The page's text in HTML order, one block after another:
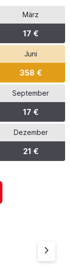
März
17 €
Juni
358 €
September
17 €
Dezember
21 €